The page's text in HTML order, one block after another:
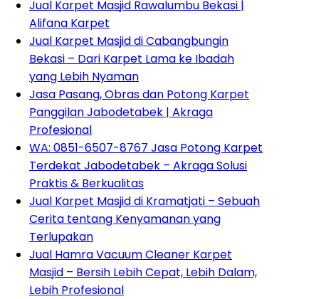
Jual Karpet Masjid Rawalumbu Bekasi |
Alifana Karpet
Jual Karpet Masjid di Cabangbungin
Bekasi – Dari Karpet Lama ke Ibadah
yang Lebih Nyaman
Jasa Pasang, Obras dan Potong Karpet
Panggilan Jabodetabek | Akraga
Profesional
WA: 0851-6507-8767 Jasa Potong Karpet
Terdekat Jabodetabek – Akraga Solusi
Praktis & Berkualitas
Jual Karpet Masjid di Kramatjati – Sebuah
Cerita tentang Kenyamanan yang
Terlupakan
Jual Hamra Vacuum Cleaner Karpet
Masjid – Bersih Lebih Cepat, Lebih Dalam,
Lebih Profesional